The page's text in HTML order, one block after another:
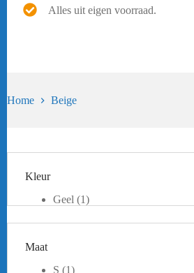
Alles uit eigen voorraad.
Home Beige
Kleur
Geel (1)
Groen (6)
Maat
S (1)